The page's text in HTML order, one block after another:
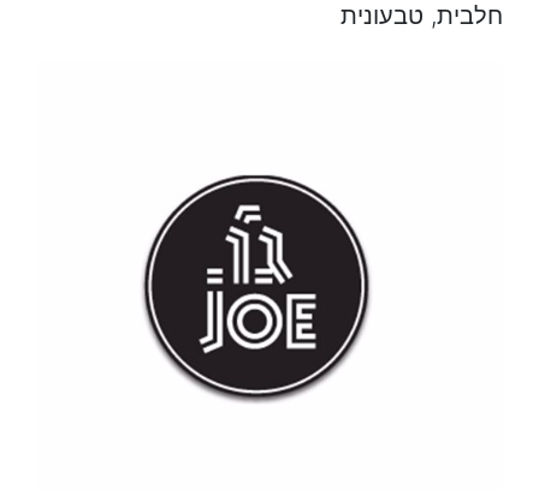
חלבית, טבעונית